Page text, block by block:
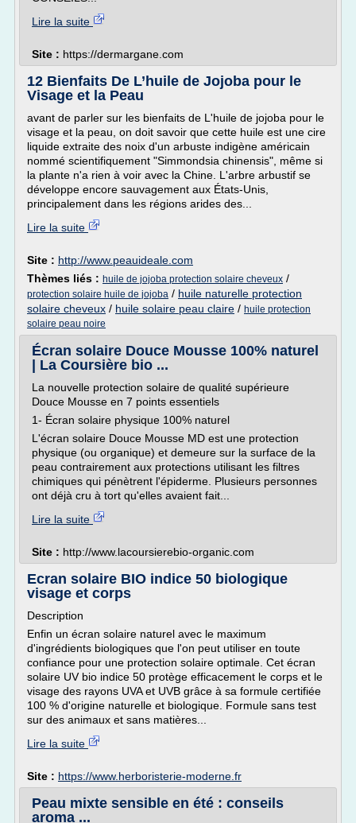
Lire la suite
Site : https://dermargane.com
12 Bienfaits De L’huile de Jojoba pour le
Visage et la Peau
avant de parler sur les bienfaits de L'huile de jojoba pour le
visage et la peau, on doit savoir que cette huile est une cire
liquide extraite des noix d'un arbuste indigène américain
nommé scientifiquement "Simmondsia chinensis", même si
la plante n'a rien à voir avec la Chine. L'arbre arbustif se
développe encore sauvagement aux États-Unis,
principalement dans les régions arides des...
Lire la suite
Site : http://www.peauideale.com
Thèmes liés : huile de jojoba protection solaire cheveux /
protection solaire huile de jojoba / huile naturelle protection
solaire cheveux / huile solaire peau claire / huile protection
solaire peau noire
Écran solaire Douce Mousse 100% naturel
| La Coursière bio ...
La nouvelle protection solaire de qualité supérieure
Douce Mousse en 7 points essentiels
1- Écran solaire physique 100% naturel
L'écran solaire Douce Mousse MD est une protection
physique (ou organique) et demeure sur la surface de la
peau contrairement aux protections utilisant les filtres
chimiques qui pénètrent l'épiderme. Plusieurs personnes
ont déjà cru à tort qu'elles avaient fait...
Lire la suite
Site : http://www.lacoursierebio-organic.com
Ecran solaire BIO indice 50 biologique
visage et corps
Description
Enfin un écran solaire naturel avec le maximum
d'ingrédients biologiques que l'on peut utiliser en toute
confiance pour une protection solaire optimale. Cet écran
solaire UV bio indice 50 protège efficacement le corps et le
visage des rayons UVA et UVB grâce à sa formule certifiée
100 % d'origine naturelle et biologique. Formule sans test
sur des animaux et sans matières...
Lire la suite
Site : https://www.herboristerie-moderne.fr
Peau mixte sensible en été : conseils
aroma ...